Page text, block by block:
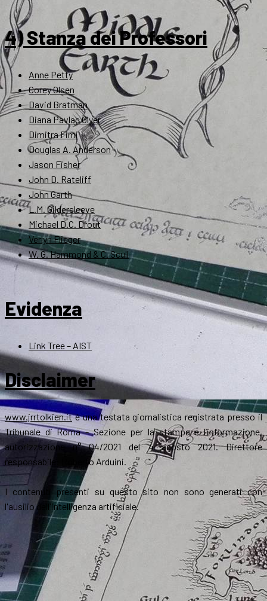
4) Stanza dei Professori
Anne Petty
Corey Olsen
David Bratman
Diana Pavlac Glyer
Dimitra Fimi
Douglas A. Anderson
Jason Fisher
John D. Rateliff
John Garth
L.M. Gildersleeve
Michael D.C. Drout
Verlyn Flieger
W. G. Hammond & C. Scull
Evidenza
Link Tree – AIST
Disclaimer
www.jrrtolkien.itè una testata giornalistica registrata presso il
Tribunale di Roma - Sezione per la stampa e l’informazione,
autorizzazione n° 04/2021 del 4 agosto 2021. Direttore
responsabile: Roberto Arduini.
I contenuti presenti su questo sito non sono generati con
l'ausilio dell'intelligenza artificiale.